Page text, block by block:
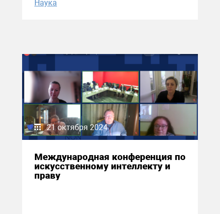
Наука
21 октября 2024
Международная конференция по
искусственному интеллекту и
праву